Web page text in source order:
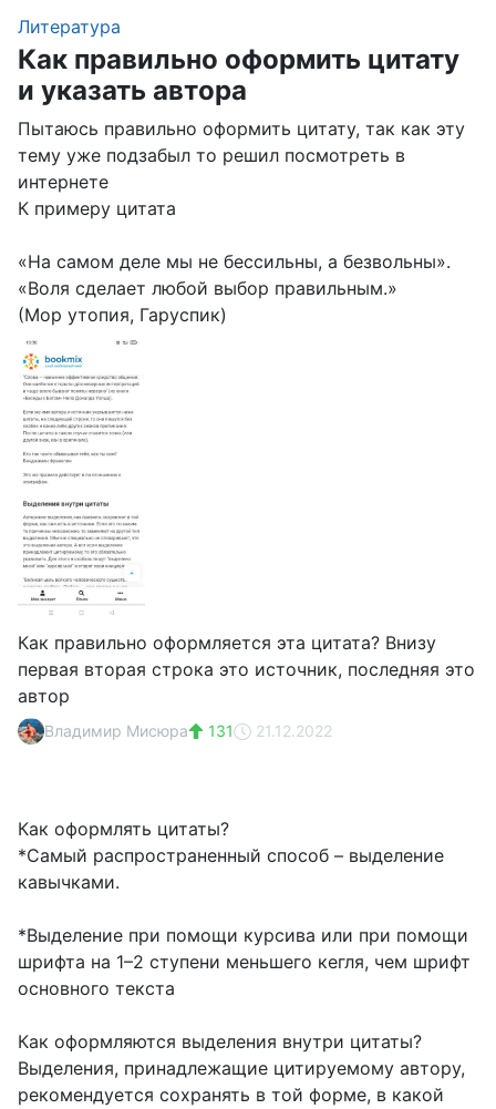
Литература
Как правильно оформить цитату
и указать автора
Пытаюсь правильно оформить цитату, так как эту
тему уже подзабыл то решил посмотреть в
интернете
К примеру цитата
«На самом деле мы не бессильны, а безвольны».
«Воля сделает любой выбор правильным.»
(Мор утопия, Гаруспик)
Как правильно оформляется эта цитата? Внизу
первая вторая строка это источник, последняя это
автор
Владимир Мисюра 131 21.12.2022
Как оформлять цитаты?
*Самый распространенный способ – выделение
кавычками.
*Выделение при помощи курсива или при помощи
шрифта на 1–2 ступени меньшего кегля, чем шрифт
основного текста
Как оформляются выделения внутри цитаты?
Выделения, принадлежащие цитируемому автору,
рекомендуется сохранять в той форме, в какой